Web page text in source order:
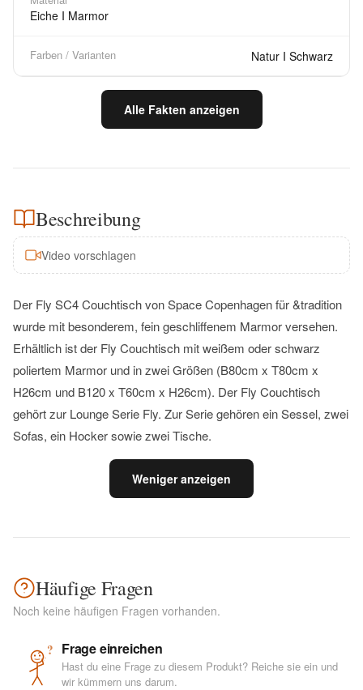
Eiche I Marmor
Farben / Varianten Natur I Schwarz
Alle Fakten anzeigen
Beschreibung
Video vorschlagen
Der Fly SC4 Couchtisch von Space Copenhagen für &tradition
wurde mit besonderem, fein geschliffenem Marmor versehen.
Erhältlich ist der Fly Couchtisch mit weißem oder schwarz
poliertem Marmor und in zwei Größen (B80cm x T80cm x
H26cm und B120 x T60cm x H26cm). Der Fly Couchtisch
gehört zur Lounge Serie Fly. Zur Serie gehören ein Sessel, zwei
Sofas, ein Hocker sowie zwei Tische.
Weniger anzeigen
Häufige Fragen
Noch keine häufigen Fragen vorhanden.
? Frage einreichen
Hast du eine Frage zu diesem Produkt? Reiche sie ein und
wir kümmern uns darum.